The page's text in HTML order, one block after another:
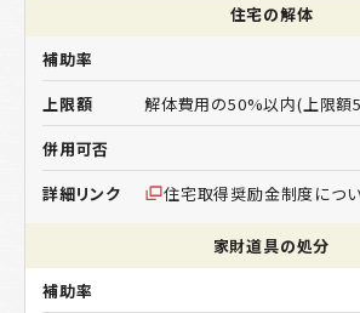
住宅の解体
解体費用の50%以内(上限額
住宅取得奨励金制度につ
家財道具の処分